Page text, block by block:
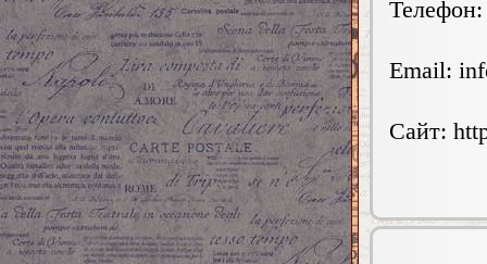
Email:
Сайт: